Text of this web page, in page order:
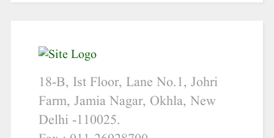
18-B, Ist Floor, Lane No.1, Johri
Farm, Jamia Nagar, Okhla, New
Delhi -110025.